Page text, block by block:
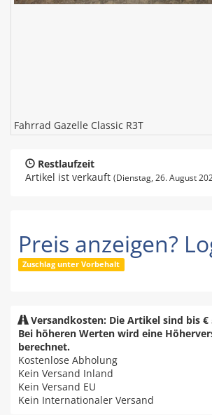
Fahrrad Gazelle Classic R3T
Restlaufzeit
Artikel ist verkauft (Dienstag, 26. August
Preis anzeigen?
Zuschlag unter Vorbehalt
Versandkosten: Die Artikel sind bis €
Bei höheren Werten wird eine
berechnet.
Kostenlose Abholung
Kein Versand Inland
Kein Versand EU
Kein Internationaler Versand